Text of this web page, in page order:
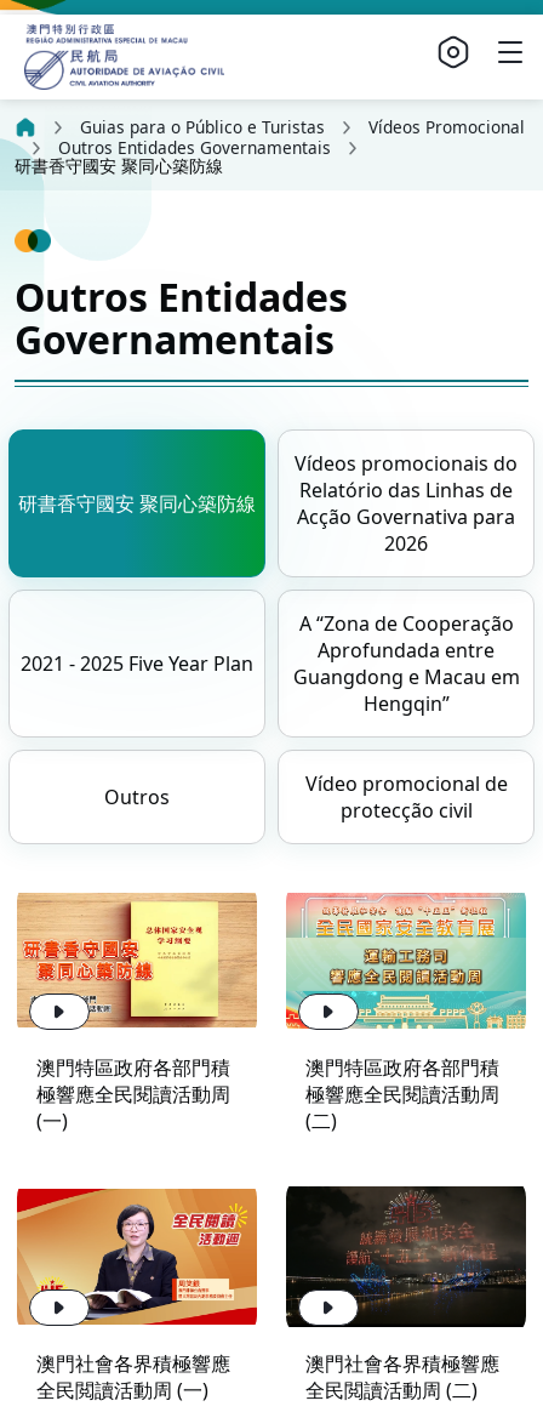
Guias para o Público e Turistas
Vídeos Promocional
Outros Entidades Governamentais
研書香守國安 聚同心築防線
Outros Entidades
Governamentais
研書香守國安 聚同心築防線
Vídeos promocionais do
Relatório das Linhas de
Acção Governativa para
2026
2021 - 2025 Five Year Plan
A “Zona de Cooperação
Aprofundada entre
Guangdong e Macau em
Hengqin”
Outros
Vídeo promocional de
protecção civil
澳門特區政府各部門積
極響應全民閱讀活動周
(一)
澳門特區政府各部門積
極響應全民閱讀活動周
(二)
澳門社會各界積極響應
全民閲讀活動周 (一)
澳門社會各界積極響應
全民閲讀活動周 (二)